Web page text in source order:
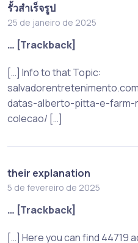
รั้วสำเร็จรูป
25 de janeiro de 2025
… [Trackback]
[…] Info to that Topic:
datas-alberto-pitta-e-farm-
colecao/ […]
their explanation
5 de fevereiro de 2025
… [Trackback]
[…] Here you can find 44719